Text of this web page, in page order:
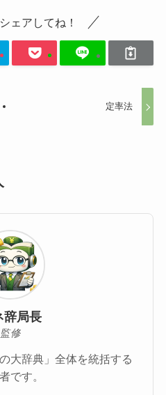
ェアしてね！
定率法
辞局長
監修
大辞典」全体を統括する
です。